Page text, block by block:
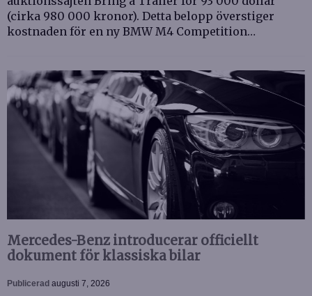
(cirka 980 000 kronor). Detta belopp överstiger
kostnaden för en ny BMW M4 Competition…
Mercedes-Benz introducerar officiellt
dokument för klassiska bilar
Publicerad augusti 7, 2026